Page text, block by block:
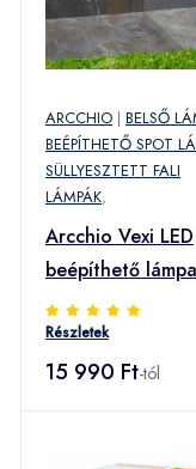
ARCCHIO | BELSŐ
BEÉPÍTHETŐ SPOT
SÜLLYESZTETT FALI
LÁMPÁK,
Arcchio Vexi LED
beépíthető lámpa
ezüst Ø7,5cm
Részletek
15 990 Ft-tól